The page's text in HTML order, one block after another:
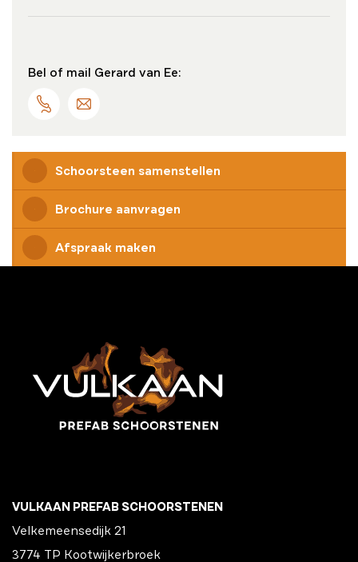
Bel of mail Gerard van Ee:
Schoorsteen samenstellen
Brochure aanvragen
Afspraak maken
VULKAAN PREFAB SCHOORSTENEN
Velkemeensedijk 21
3774 TP Kootwijkerbroek